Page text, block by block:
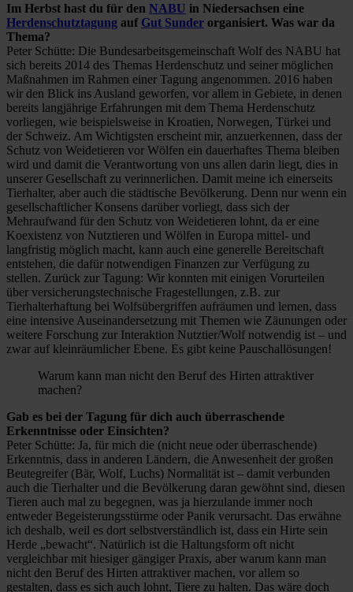
Im Herbst hast du für den NABU in Niedersachsen eine
Herdenschutztagung auf Gut Sunder organisiert. Was war da
Thema?
Peter Schütte: Die Bundesarbeitsgemeinschaft Wolf des NABU hat
sich bereits 2014 des Themas Herdenschutz und seiner möglichen
Maßnahmen im Rahmen einer Tagung angenommen. 2016 haben
wir den Blick ins Ausland geworfen, vor allem in Gebiete, in denen
bereits langjährige Erfahrungen mit dem Thema Herdenschutz
vorliegen, wie beispielsweise in Kroatien, Norwegen, Türkei und
der Schweiz. Am Wichtigsten erscheint mir, anzuerkennen, dass der
Schutz von Weidetieren vor Wölfen ein dauerhaftes Thema bleiben
wird und damit die Verantwortung von uns allen darin liegt, dies in
unserer Gesellschaft zu verinnerlichen. Damit meine ich einerseits
Tierhalter, aber auch die städtische Bevölkerung. Denn nur wenn ein
gesellschaftlicher Konsens darüber vorliegt, dass sich der
Mehraufwand für den Schutz von Weidetieren lohnt, da er eine
Koexistenz von Nutztieren und Wölfen in Europa mittel- und
langfristig möglich macht, kann auch eine generelle Bereitschaft
entstehen, die dafür notwendigen Finanzen zur Verfügung zu
stellen. Zurück zur Tagung: Wir konnten mit einigen Vorurteilen
über versicherungstechnische Fragestellungen, z.B. zur
Tierhalterhaftung bei Wolfsübergriffen aufräumen und lernen, dass
eine intensive Auseinandersetzung mit Themen wie Zäunungen oder
weitere Forschung zur Interaktion Nutztier/Wolf notwendig ist – und
zwar auf kleinräumlicher Ebene. Es gibt keine Pauschallösungen!
Warum kann man nicht den Beruf des Hirten attraktiver
machen?
Gab es bei der Tagung für dich auch überraschende
Erkenntnisse oder Einsichten?
Peter Schütte: Ja, für mich die (nicht neue oder überraschende)
Erkenntnis, dass in anderen Ländern, die Anwesenheit der großen
Beutegreifer (Bär, Wolf, Luchs) Normalität ist – damit verbunden
auch die Tierhalter und die Bevölkerung daran gewöhnt sind, diesen
Tieren auch mal zu begegnen, was ja hierzulande immer noch
entweder Begeisterungsstürme oder Panik verursacht. Das erwähne
ich deshalb, weil es dort selbstverständlich ist, dass ein Hirte sein
Herde „bewacht“. Natürlich ist die Haltungsform oft nicht
vergleichbar mit hiesiger gängiger Praxis, aber warum kann man
nicht den Beruf des Hirten attraktiver machen, vor allem so
gestalten, dass es sich auch lohnt, Tiere zu halten. Das wäre doch